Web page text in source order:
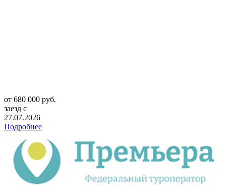
от 680 000 руб.
заезд с
27.07.2026
Подробнее